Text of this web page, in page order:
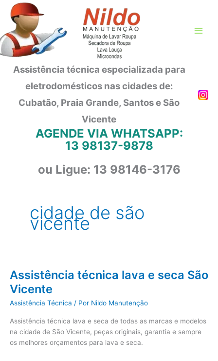
para
conteúdo
Assistência técnica especializada para
eletrodomésticos nas cidades de:
Cubatão, Praia Grande, Santos e São
Vicente
AGENDE VIA WHATSAPP:
13 98137-9878
ou Ligue: 13 98146-3176
cidade de são
vicente
Assistência técnica lava e seca São
Vicente
Assistência Técnica / Por Nildo Manutenção
Assistência técnica lava e seca de todas as marcas e modelos
na cidade de São Vicente, peças originais, garantia e sempre
os melhores orçamentos para lava e seca.